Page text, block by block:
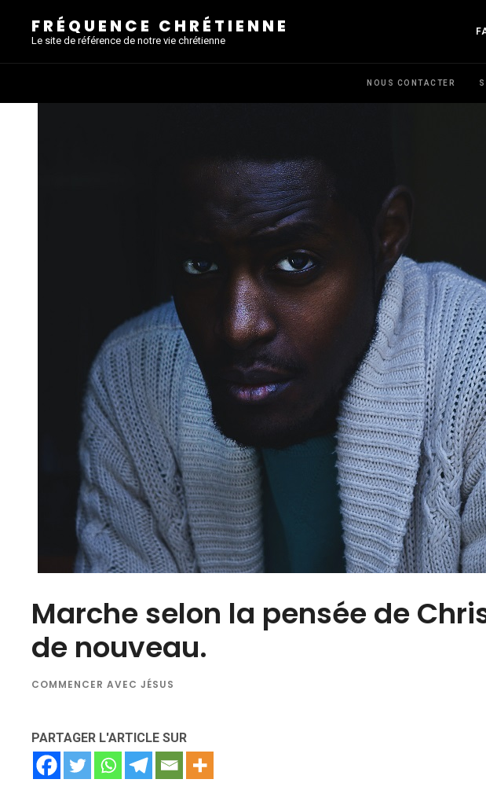
FRÉQUENCE CHRÉTIENNE
Le site de référence de notre vie chrétienne
NOUS CONTACTER
Marche selon la pensée de
de nouveau.
COMMENCER AVEC JÉSUS
PARTAGER L'ARTICLE SUR